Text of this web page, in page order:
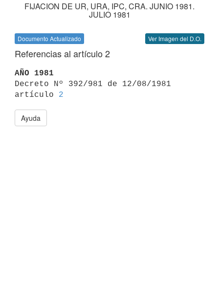
FIJACION DE UR, URA, IPC, CRA. JUNIO 1981.
JULIO 1981
Documento Actualizado Ver Imagen del D.O.
Referencias al artículo 2
AÑO 1981
Decreto Nº 392/981 de 12/08/1981
artículo 2
Ayuda